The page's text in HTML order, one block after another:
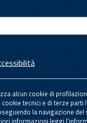
alcun cookie di
tecnici e di terze parti
la navigazione
informazioni leggi